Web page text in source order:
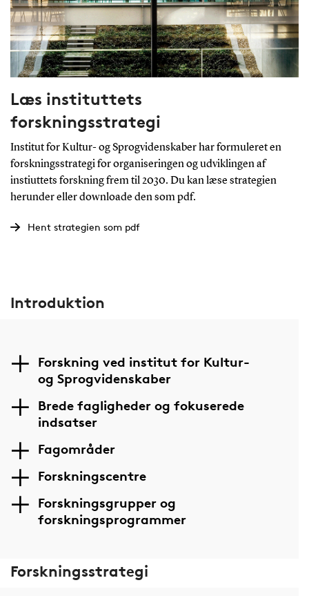
Læs instituttets
forskningsstrategi
Institut for Kultur- og Sprogvidenskaber har formuleret en
forskningsstrategi for organiseringen og udviklingen af
instiuttets forskning frem til 2030. Du kan læse strategien
herunder eller downloade den som pdf.
Hent strategien som pdf
Introduktion
Forskning ved institut for Kultur-
og Sprogvidenskaber
Brede fagligheder og fokuserede
indsatser
Fagområder
Forskningscentre
Forskningsgrupper og
forskningsprogrammer
Forskningsstrategi